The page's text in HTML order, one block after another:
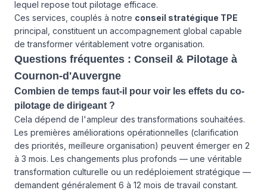
lequel repose tout pilotage efficace.
Ces services, couplés à notre conseil stratégique TPE
principal, constituent un accompagnement global capable
de transformer véritablement votre organisation.
Questions fréquentes : Conseil & Pilotage à
Cournon-d'Auvergne
Combien de temps faut-il pour voir les effets du co-
pilotage de dirigeant ?
Cela dépend de l'ampleur des transformations souhaitées.
Les premières améliorations opérationnelles (clarification
des priorités, meilleure organisation) peuvent émerger en 2
à 3 mois. Les changements plus profonds — une véritable
transformation culturelle ou un redéploiement stratégique —
demandent généralement 6 à 12 mois de travail constant.